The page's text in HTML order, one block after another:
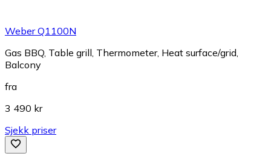
Weber Q1100N
Gas BBQ, Table grill, Thermometer, Heat surface/grid,
Balcony
fra
3 490 kr
Sjekk priser